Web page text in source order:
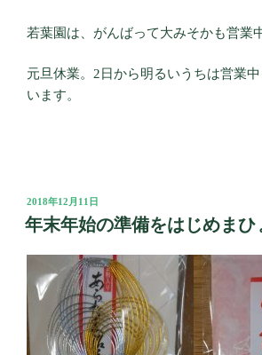
若葉園は、がんばって大みそかも営業
元旦休業。2日から明るいうちは営業
います。
投
稿
日:
2018年12月11日
年末年始の準備をはじめま